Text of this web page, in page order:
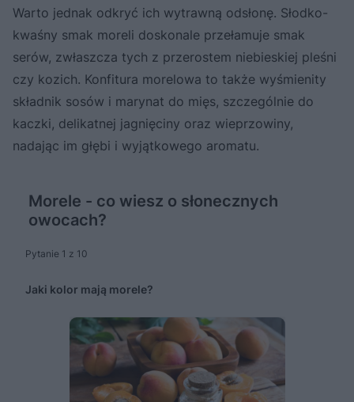
Warto jednak odkryć ich wytrawną odsłonę. Słodko-
kwaśny smak moreli doskonale przełamuje smak
serów, zwłaszcza tych z przerostem niebieskiej pleśni
czy kozich. Konfitura morelowa to także wyśmienity
składnik sosów i marynat do mięs, szczególnie do
kaczki, delikatnej jagnięciny oraz wieprzowiny,
nadając im głębi i wyjątkowego aromatu.
Morele - co wiesz o słonecznych
owocach?
Pytanie 1 z 10
Jaki kolor mają morele?